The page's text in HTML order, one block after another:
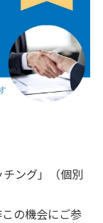
ング」（個別
の機会にご参